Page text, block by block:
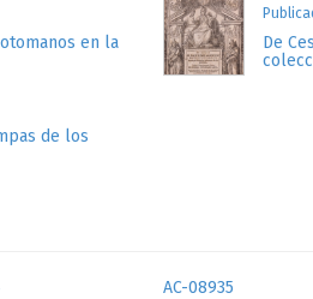
en la
De
de los
AC-08935